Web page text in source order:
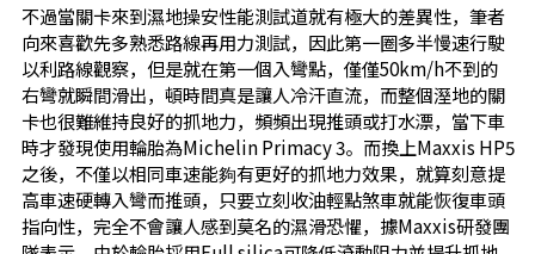
不過當關卡來到濕地操安性能測試道就有極大的差異性，筆者
向來喜歡先多熟悉路線再用力測試，因此第一圈多半慢速行駛
以利路線觀察，但是就在第一個入彎點，僅僅50km/h不到的
右彎就瞬間滑出，頓時間真是讓人冷汗直流，而整個溼地的關
卡也很難維持良好的抓地力，頻頻出現推頭或打水漂，當下車
時才發現使用輪胎為Michelin Primacy 3。而換上Maxxis HP5
之後，不僅以相同車速能夠有更好的抓地力效果，就算刻意提
高車速硬轉入彎而推頭，只要立刻收油輕點煞車就能恢復車頭
指向性，完全不會讓人感到莫名的濕滑恐懼，據Maxxis研發團